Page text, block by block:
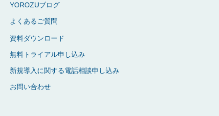
YOROZUブログ
よくあるご質問
資料ダウンロード
無料トライアル申し込み
新規導入に関する電話相談申し込み
お問い合わせ